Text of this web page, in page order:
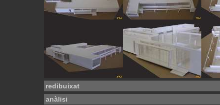
redibuixat
anàlisi